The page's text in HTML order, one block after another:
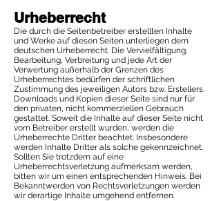
Urheberrecht
Die durch die Seitenbetreiber erstellten Inhalte
und Werke auf diesen Seiten unterliegen dem
deutschen Urheberrecht. Die Vervielfältigung,
Bearbeitung, Verbreitung und jede Art der
Verwertung außerhalb der Grenzen des
Urheberrechtes bedürfen der schriftlichen
Zustimmung des jeweiligen Autors bzw. Erstellers.
Downloads und Kopien dieser Seite sind nur für
den privaten, nicht kommerziellen Gebrauch
gestattet. Soweit die Inhalte auf dieser Seite nicht
vom Betreiber erstellt wurden, werden die
Urheberrechte Dritter beachtet. Insbesondere
werden Inhalte Dritter als solche gekennzeichnet.
Sollten Sie trotzdem auf eine
Urheberrechtsverletzung aufmerksam werden,
bitten wir um einen entsprechenden Hinweis. Bei
Bekanntwerden von Rechtsverletzungen werden
wir derartige Inhalte umgehend entfernen.